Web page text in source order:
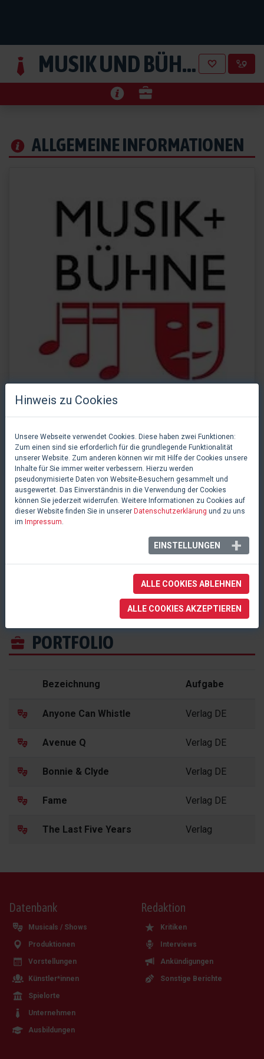
MUSIK UND BÜHNE VERLAGSGESELLSCHAFT MBH
ALLGEMEINE INFORMATIONEN
INFOBOX
Musik und Bühne Verlagsgesellschaft mbHein
Bahnhofstraße 44-46inWiesbaden,Deutschland
post@musikundbuehne.de
PORTFOLIO
Bezeichnung Aufgabe
Anyone Can Whistle Verlag DE
Avenue Q Verlag DE
Bonnie & Clyde Verlag DE
Fame Verlag DE
The Last Five Years Verlag
Musik und Bühne Verlagsgesellschaft mbH
Wiesbaden, Deutschland
Datenbank
Musicals / Shows
Produktionen
Vorstellungen
Künstler*innen
Spielorte
Unternehmen
Ausbildungen
Redaktion
Kritiken
Interviews
Ankündigungen
Sonstige Berichte
Hinweis zu Cookies
Unsere Webseite verwendet Cookies. Diese haben zwei Funktionen:
Zum einen sind sie erforderlich für die grundlegende Funktionalität
unserer Website. Zum anderen können wir mit Hilfe der Cookies unsere
Inhalte für Sie immer weiter verbessern. Hierzu werden
pseudonymisierte Daten von Website-Besuchern gesammelt und
ausgewertet. Das Einverständnis in die Verwendung der Cookies
können Sie jederzeit widerrufen. Weitere Informationen zu Cookies auf
dieser Website finden Sie in unserer Datenschutzerklärung und zu uns
im Impressum.
EINSTELLUNGEN
ALLE COOKIES ABLEHNEN
ALLE COOKIES AKZEPTIEREN